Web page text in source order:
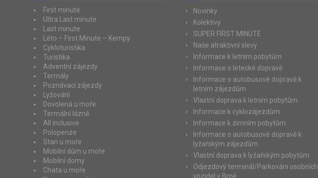
First minute
Ultra Last minute
Last minute
Léto – First Minute – Kempy
Cykloturistika
Turistika
Adventní zájezdy
Termály
Poznávací zájezdy
Lyžování
Dovolená u moře
Termální lázně
All inclusive
Polopenze
Stan u moře
Mobilní dům u moře
Mobilní domy
Chata u moře
Novinky
Kolektivy
SUPER FIRST MINUTE
Naše atraktivní slevy
Informace k letním pobytům
Informace o letecké dopravě
Informace o autobusové dopravě k
letním zájezdům
Vlastní doprava k letním pobytům
Informace k cyklozájezdům
Informace k zimním pobytům
Informace o autobusové dopravě k
lyžařským zájezdům
Vlastní doprava k lyžařským pobytům
Odjezdový terminál/Parkování osobních
vozidel v Brně